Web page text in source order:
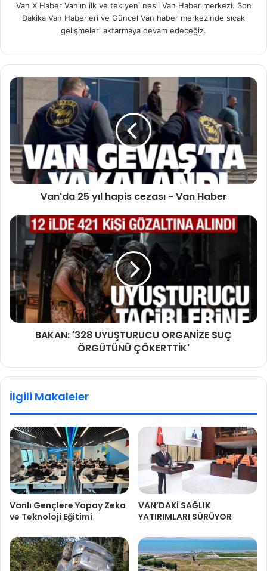
Van X Haber Van'ın ilk ve tek yeni nesil Van Haber merkezi. Son
Dakika Van Haberleri ve Güncel Van haber merkezinde sıcak
gelişmeleri aktarmaya devam edeceğiz.
Van'da 25 yıl hapis cezası - Van Haber
BAKAN: '328 UYUŞTURUCU ORGANİZE SUÇ
ÖRGÜTÜNÜ ÇÖKERTTİK'
İlgili Makaleler
Vanlı Gençlere Yapay Zeka
ve Teknoloji Eğitimi
VAN’DAKİ SAĞLIK
YATIRIMLARI SÜRÜYOR